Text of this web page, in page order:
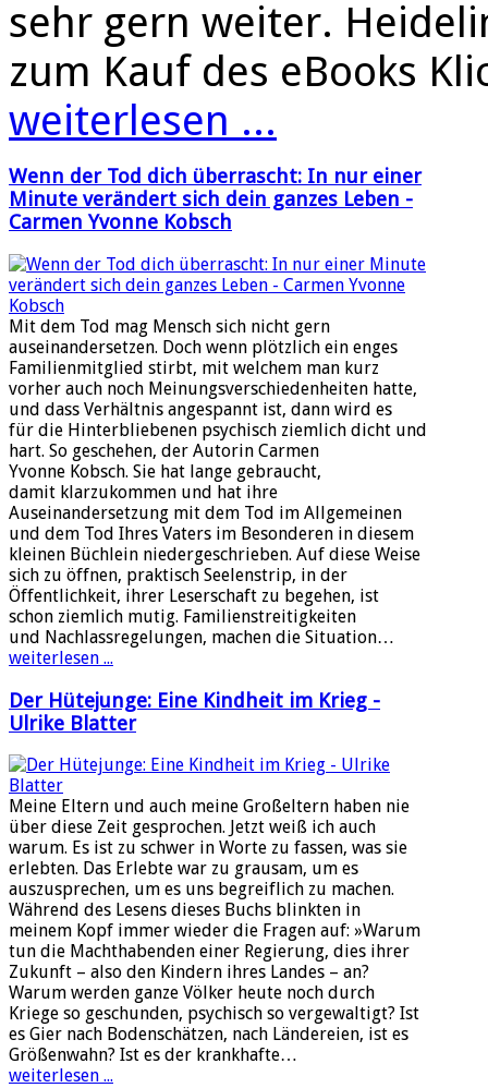
sehr gern weiter.
zum Kauf des eBooks
weiterlesen ...
Wenn der Tod dich überrascht: In nur einer
Minute verändert sich dein ganzes Leben -
Carmen Yvonne Kobsch
Mit dem Tod mag Mensch sich nicht gern
auseinandersetzen. Doch wenn plötzlich ein enges
Familienmitglied stirbt, mit welchem man kurz
vorher auch noch Meinungsverschiedenheiten hatte,
und dass Verhältnis angespannt ist, dann wird es
für die Hinterbliebenen psychisch ziemlich dicht und
hart. So geschehen, der Autorin Carmen
Yvonne Kobsch. Sie hat lange gebraucht,
damit klarzukommen und hat ihre
Auseinandersetzung mit dem Tod im Allgemeinen
und dem Tod Ihres Vaters im Besonderen in diesem
kleinen Büchlein niedergeschrieben. Auf diese Weise
sich zu öffnen, praktisch Seelenstrip, in der
Öffentlichkeit, ihrer Leserschaft zu begehen, ist
schon ziemlich mutig. Familienstreitigkeiten
und Nachlassregelungen, machen die Situation…
weiterlesen ...
Der Hütejunge: Eine Kindheit im Krieg -
Ulrike Blatter
Meine Eltern und auch meine Großeltern haben nie
über diese Zeit gesprochen. Jetzt weiß ich auch
warum. Es ist zu schwer in Worte zu fassen, was sie
erlebten. Das Erlebte war zu grausam, um es
auszusprechen, um es uns begreiflich zu machen.
Während des Lesens dieses Buchs blinkten in
meinem Kopf immer wieder die Fragen auf: »Warum
tun die Machthabenden einer Regierung, dies ihrer
Zukunft – also den Kindern ihres Landes – an?
Warum werden ganze Völker heute noch durch
Kriege so geschunden, psychisch so vergewaltigt? Ist
es Gier nach Bodenschätzen, nach Ländereien, ist es
Größenwahn? Ist es der krankhafte…
weiterlesen ...